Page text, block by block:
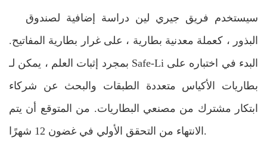
سيستخدم فريق جيري لين دراسة إضافية لصندوق
البذور ، كعملة معدنية بطارية ، على غرار بطارية المفاتيح.
بمجرد إثبات العلم ، يمكن لـ Safe-Li البدء في اختباره على
بطاريات الأكياس متعددة الطبقات والبحث عن شركاء
ابتكار مشترك من مصنعي البطاريات. من المتوقع أن يتم
الانتهاء من التحقق الأولي في غضون 12 شهرًا.